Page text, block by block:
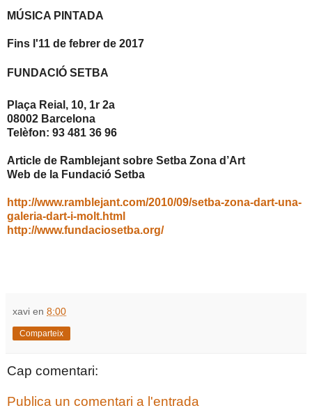
MÚSICA PINTADA
Fins l'11 de febrer de 2017
FUNDACIÓ SETBA
Plaça Reial, 10, 1r 2a
08002 Barcelona
Telèfon: 93 481 36 96
Article de Ramblejant sobre Setba Zona d’Art
Web de la Fundació Setba
http://www.ramblejant.com/2010/09/setba-zona-dart-una-
galeria-dart-i-molt.html
http://www.fundaciosetba.org/
xavi en 8:00
Comparteix
Cap comentari:
Publica un comentari a l'entrada